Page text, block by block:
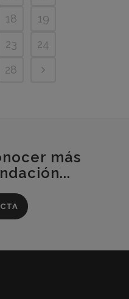
18
19
23
24
28
más